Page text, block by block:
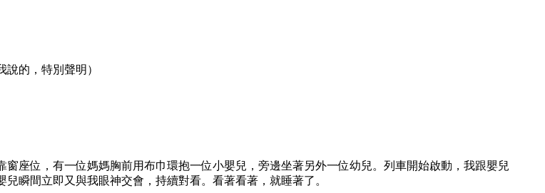
的，特別聲明）
座位，有一位媽媽胸前用布巾環抱一位小嬰兒，旁邊坐著另外一位幼兒。列車開始啟動，我跟嬰兒
瞬間立即又與我眼神交會，持續對看。看著看著，就睡著了。